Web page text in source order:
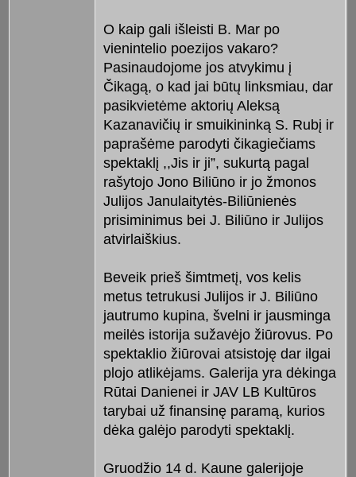
O kaip gali išleisti B. Mar po
vienintelio poezijos vakaro?
Pasinaudojome jos atvykimu į
Čikagą, o kad jai būtų linksmiau, dar
pasikvietėme aktorių Aleksą
Kazanavičių ir smuikininką S. Rubį ir
paprašėme parodyti čikagiečiams
spektaklį ,,Jis ir ji”, sukurtą pagal
rašytojo Jono Biliūno ir jo žmonos
Julijos Janulaitytės-Biliūnienės
prisiminimus bei J. Biliūno ir Julijos
atvirlaiškius.
Beveik prieš šimtmetį, vos kelis
metus tetrukusi Julijos ir J. Biliūno
jautrumo kupina, švelni ir jausminga
meilės istorija sužavėjo žiūrovus. Po
spektaklio žiūrovai atsistoję dar ilgai
plojo atlikėjams. Galerija yra dėkinga
Rūtai Danienei ir JAV LB Kultūros
tarybai už finansinę paramą, kurios
dėka galėjo parodyti spektaklį.
Gruodžio 14 d. Kaune galerijoje